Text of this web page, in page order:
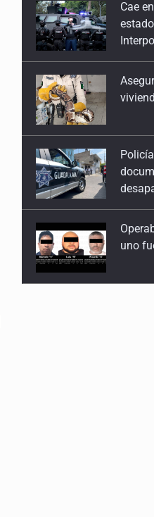
26 de Enero de 2026
Corta visión ambiental
12 de Enero de 2026
uno